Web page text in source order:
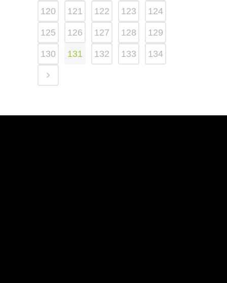
120 121 122 123 124
125 126 127 128 129
130 131 132 133 134